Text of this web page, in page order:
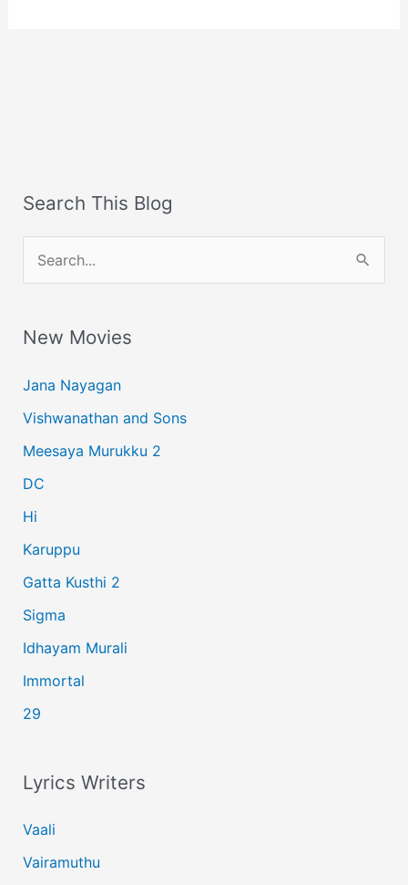
Search This Blog
e
r
h
f
o
r
:
New Movies
Jana Nayagan
Vishwanathan and Sons
Meesaya Murukku 2
DC
Hi
Karuppu
Gatta Kusthi 2
Sigma
Idhayam Murali
Immortal
29
Lyrics Writers
Vaali
Vairamuthu